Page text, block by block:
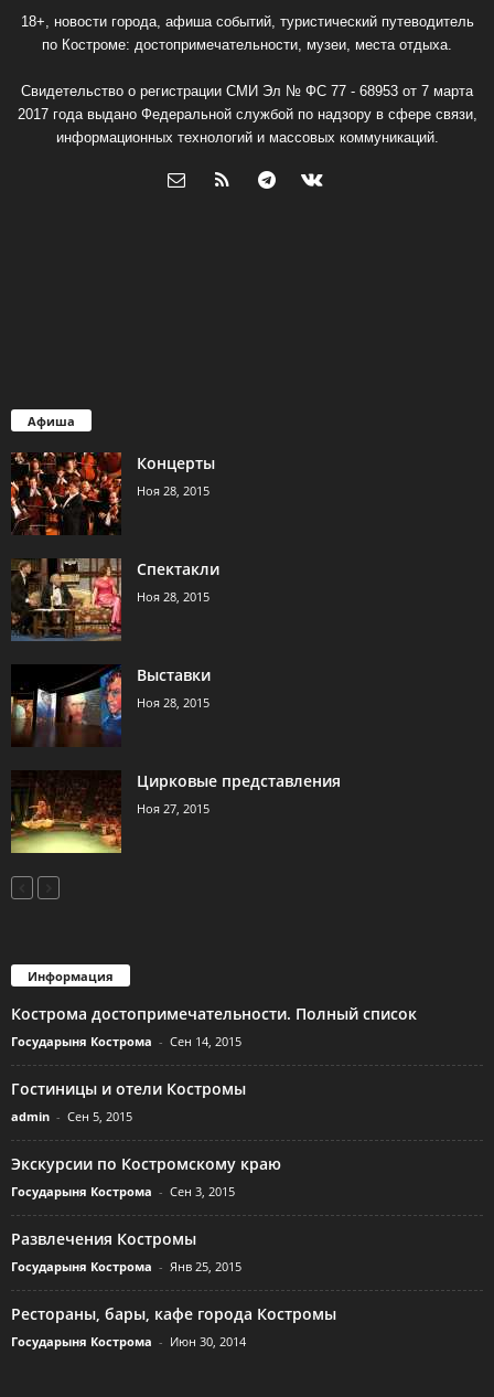
18+, новости города, афиша событий, туристический путеводитель
по Костроме: достопримечательности, музеи, места отдыха.
Свидетельство о регистрации СМИ Эл № ФС 77 - 68953 от 7 марта
2017 года выдано Федеральной службой по надзору в сфере связи,
информационных технологий и массовых коммуникаций.
Афиша
Концерты
Ноя 28, 2015
Спектакли
Ноя 28, 2015
Выставки
Ноя 28, 2015
Цирковые представления
Ноя 27, 2015
Информация
Кострома достопримечательности. Полный список
Государыня Кострома - Сен 14, 2015
Гостиницы и отели Костромы
admin - Сен 5, 2015
Экскурсии по Костромскому краю
Государыня Кострома - Сен 3, 2015
Развлечения Костромы
Государыня Кострома - Янв 25, 2015
Рестораны, бары, кафе города Костромы
Государыня Кострома - Июн 30, 2014